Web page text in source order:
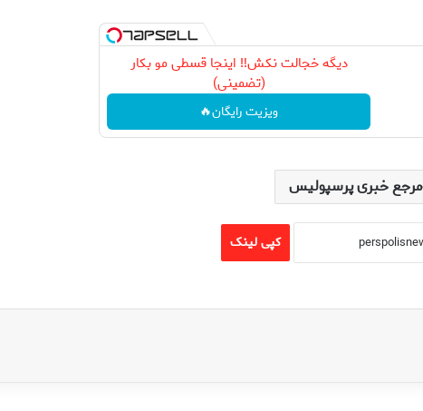
دیگه خجالت نکش‼️ اینجا قسطی مو بکار
(تضمینی)
ویزیت رایگان🔥
مرجع خبری پرسپولیس
کپی لینک